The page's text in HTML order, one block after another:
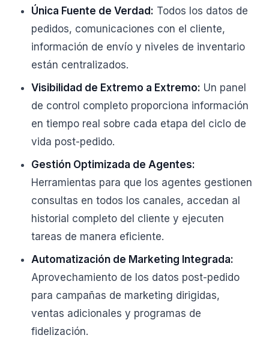
Única Fuente de Verdad: Todos los datos de
pedidos, comunicaciones con el cliente,
información de envío y niveles de inventario
están centralizados.
Visibilidad de Extremo a Extremo: Un panel
de control completo proporciona información
en tiempo real sobre cada etapa del ciclo de
vida post-pedido.
Gestión Optimizada de Agentes:
Herramientas para que los agentes gestionen
consultas en todos los canales, accedan al
historial completo del cliente y ejecuten
tareas de manera eficiente.
Automatización de Marketing Integrada:
Aprovechamiento de los datos post-pedido
para campañas de marketing dirigidas,
ventas adicionales y programas de
fidelización.